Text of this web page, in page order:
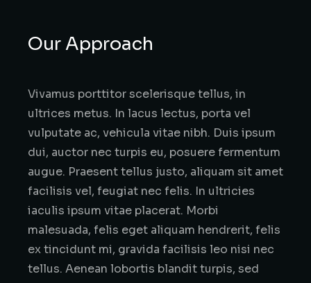
Our Approach
Vivamus porttitor scelerisque tellus, in
ultrices metus. In lacus lectus, porta vel
vulputate ac, vehicula vitae nibh. Duis ipsum
dui, auctor nec turpis eu, posuere fermentum
augue. Praesent tellus justo, aliquam sit amet
facilisis vel, feugiat nec felis. In ultricies
iaculis ipsum vitae placerat. Morbi
malesuada, felis eget aliquam hendrerit, felis
ex tincidunt mi, gravida facilisis leo nisi nec
tellus. Aenean lobortis blandit turpis, sed